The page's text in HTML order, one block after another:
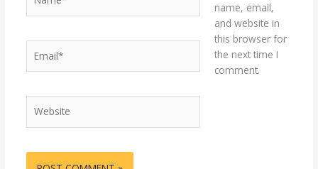
name, email,
and website in
this browser for
the next time I
comment.